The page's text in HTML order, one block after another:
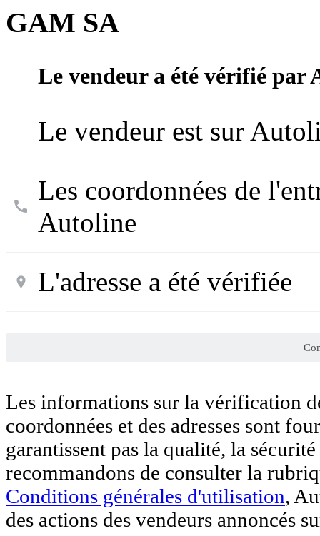
GAM SA
Le vendeur a été vérifié par
Le vendeur est sur
Les coordonnées de
Autoline
L'adresse a été vérifiée
Les informations sur la vérification
coordonnées et des adresses sont
garantissent pas la qualité, la
recommandons de consulter la
Conditions générales d'utilisation,
des actions des vendeurs annoncés